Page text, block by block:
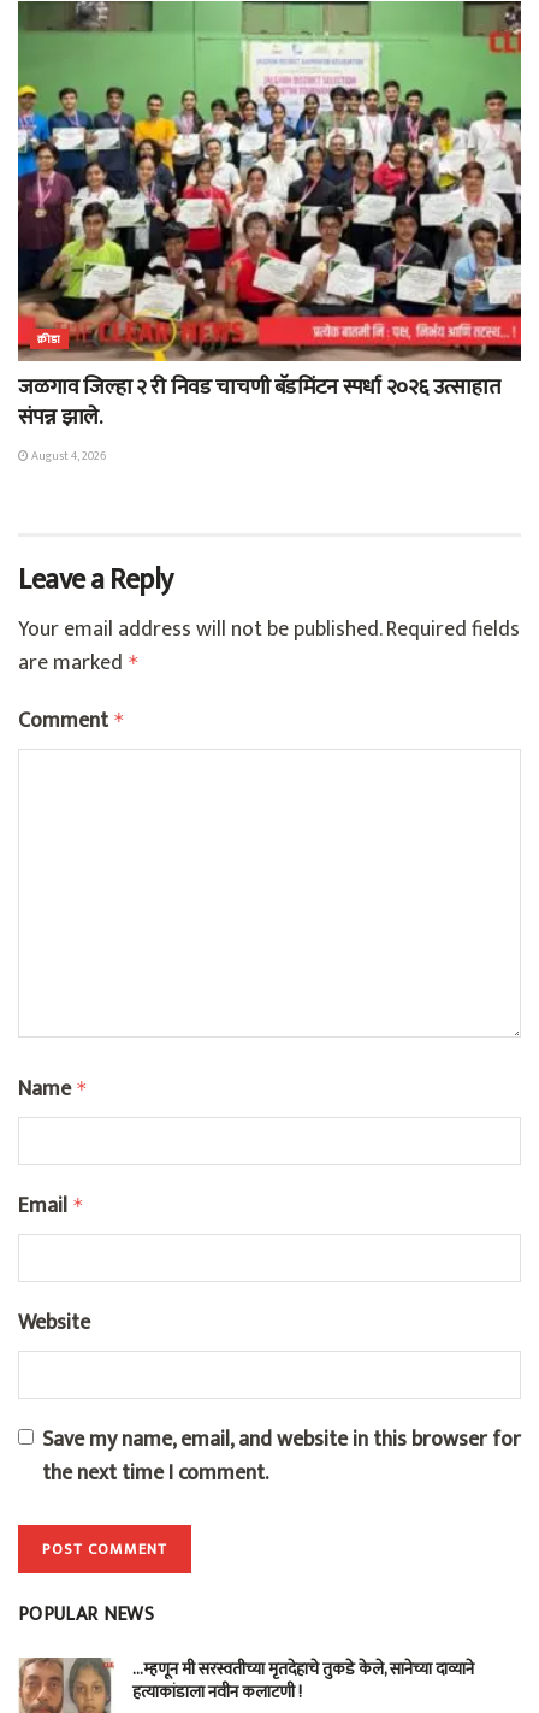
क्रीडा
जळगाव जिल्हा २ री निवड चाचणी बॅडमिंटन स्पर्धा २०२६ उत्साहात
संपन्न झाले.
August 4, 2026
Leave a Reply
Your email address will not be published.Required fields
are marked *
Comment *
Name *
Email *
Website
Save my name, email, and website in this browser for
the next time I comment.
POPULAR NEWS
…म्हणून मी सरस्वतीच्या मृतदेहाचे तुकडे केले, सानेच्या दाव्याने
हत्याकांडाला नवीन कलाटणी !